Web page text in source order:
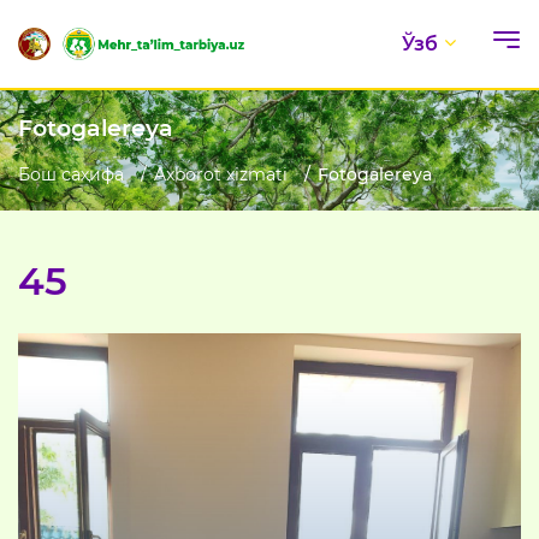
Ўзб
Fotogalereya
Бош саҳифа Axborot xizmati Fotogalereya
45